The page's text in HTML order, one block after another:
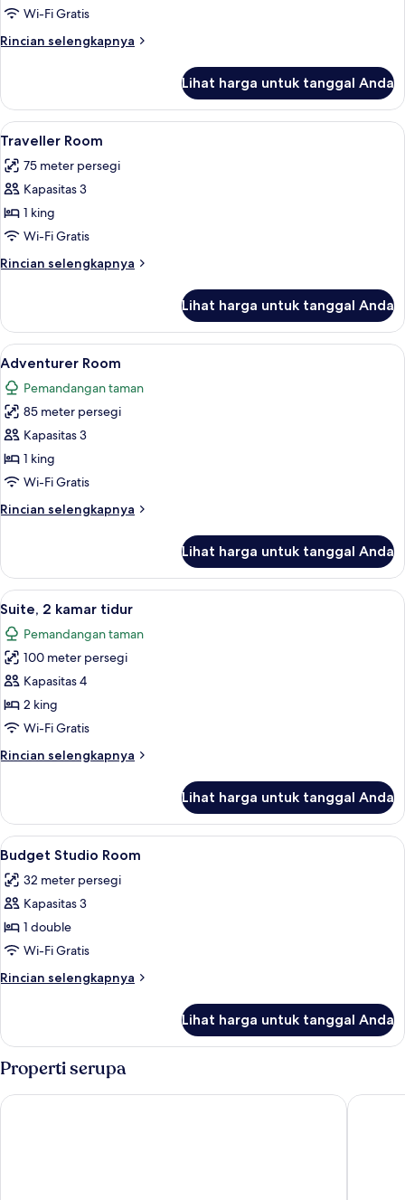
Wi-Fi Gratis
Rincian selengkapnya
Rincian
Explorer
Room
Lihat harga untuk tanggal Anda
Lihat
semua
foto
untuk
Traveller
Room
11
Traveller Room
75 meter persegi
Kapasitas 3
1 king
Wi-Fi Gratis
Rincian selengkapnya
Rincian
Traveller
Room
Lihat harga untuk tanggal Anda
Lihat
semua
foto
untuk
Adventurer
Room
Adventurer Room | Brankas, tempat
15
Adventurer Room
Pemandangan taman
85 meter persegi
Kapasitas 3
1 king
Wi-Fi Gratis
Rincian selengkapnya
Rincian
Adventurer
Room
Lihat harga untuk tanggal Anda
Lihat
semua
foto
untuk
Suite,
2
kamar
Suite, 2 kamar tidur | Brankas,
19
Suite, 2 kamar tidur
Pemandangan taman
100 meter persegi
Kapasitas 4
2 king
Wi-Fi Gratis
Rincian selengkapnya
Rincian
Suite,
kamar
tidur
Lihat harga untuk tanggal Anda
Lihat
semua
foto
untuk
Budget
Studio
Room
Budget Studio Room | Brankas,
8
Budget Studio Room
32 meter persegi
Kapasitas 3
1 double
Wi-Fi Gratis
Rincian selengkapnya
Rincian
Budget
Studio
Room
Lihat harga untuk tanggal Anda
Properti serupa
Navatara Phuket Resort Naiharn